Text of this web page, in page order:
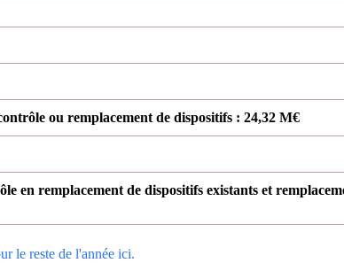
ou remplacement de dispositifs : 24,32 M€
en remplacement de dispositifs existants et
le reste de l'année ici.